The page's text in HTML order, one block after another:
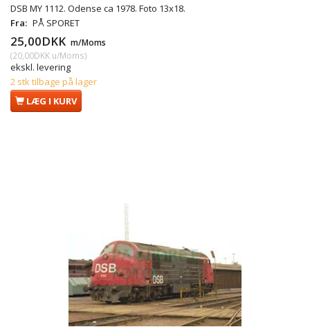
DSB MY 1112. Odense ca 1978. Foto 13x18.
Fra: PÅ SPORET
25,00DKK m/Moms
(20,00DKK u/Moms)
ekskl. levering
2 stk tilbage på lager
LÆG I KURV